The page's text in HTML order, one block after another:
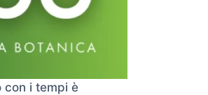
con i tempi è